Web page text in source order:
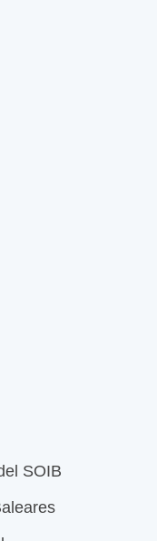
SOIB